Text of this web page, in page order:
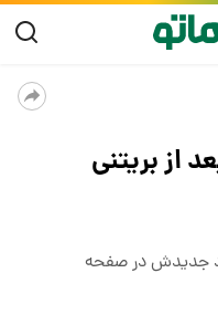
از بریتنی
جدیدش در صفحه